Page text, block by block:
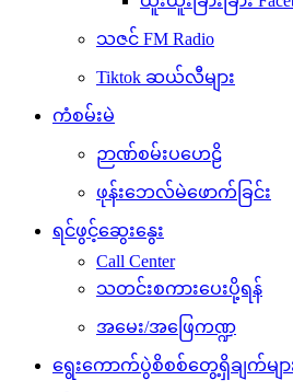
သဇင် FM Radio
Tiktok ဆယ်လီများ
ကံစမ်းမဲ
ဉာဏ်စမ်းပဟေဠိ
ဖုန်းဘေလ်မဲဖောက်ခြင်း
ရင်ဖွင့်ဆွေးနွေး
Call Center
သတင်းစကားပေးပို့ရန်
အမေး/အဖြေကဏ္ဍ
ရွေးကောက်ပွဲစိစစ်တွေ့ရှိချက်မျာ